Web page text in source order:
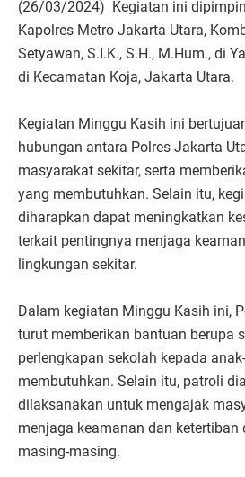
(26/03/2024) Kegiatan ini
Kapolres Metro Jakarta Utara,
Setyawan, S.I.K., S.H., M.Hum., di
di Kecamatan Koja, Jakarta Utara.
Kegiatan Minggu Kasih ini
hubungan antara Polres Jakarta
masyarakat sekitar, serta
yang membutuhkan. Selain itu,
diharapkan dapat meningkatkan
terkait pentingnya menjaga
lingkungan sekitar.
Dalam kegiatan Minggu Kasih ini,
turut memberikan bantuan berupa
perlengkapan sekolah kepada
membutuhkan. Selain itu, patroli
dilaksanakan untuk mengajak
menjaga keamanan dan ketertiban
masing-masing.